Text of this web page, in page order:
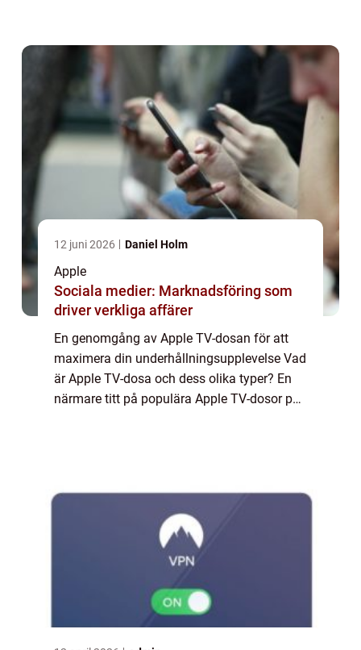
12 juni 2026 Daniel Holm
Apple
Sociala medier: Marknadsföring som
driver verkliga affärer
En genomgång av Apple TV-dosan för att
maximera din underhållningsupplevelse Vad
är Apple TV-dosa och dess olika typer? En
närmare titt på populära Apple TV-dosor på